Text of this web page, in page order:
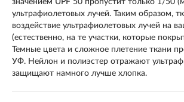
значением UPF 50 пропустит только 1/50
ультрафиолетовых лучей. Таким образом,
воздействие ультрафиолетовых лучей на
(естественно, на те участки, которые
Темные цвета и сложное плетение ткани
УФ. Нейлон и полиэстер отражают
защищают намного лучше хлопка.